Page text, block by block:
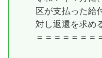
区が支払った給
対し返還を求め
＝＝＝＝＝＝＝